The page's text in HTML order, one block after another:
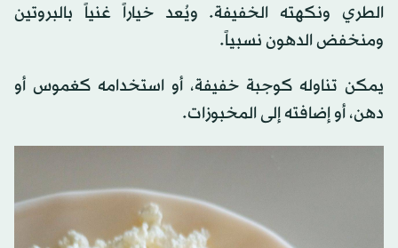
الطري ونكهته الخفيفة. ويُعد خياراً غنياً بالبروتين
ومنخفض الدهون نسبياً.
يمكن تناوله كوجبة خفيفة، أو استخدامه كغموس أو
دهن، أو إضافته إلى المخبوزات.